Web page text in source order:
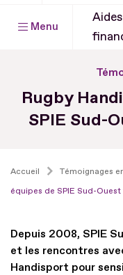
Menu
Aides
Rugby
SPIE Sud-
Accueil Témoignages
équipes de SPIE Sud-
Depuis 2008, SPIE
et les rencontres
Handisport pour